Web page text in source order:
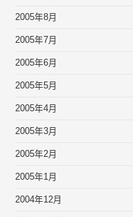
2005年8月
2005年7月
2005年6月
2005年5月
2005年4月
2005年3月
2005年2月
2005年1月
2004年12月